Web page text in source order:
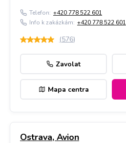
Telefon: +420 778 522 601
Info k zakázkám: +420 778 522 601
(576)
Zavolat
Mapa centra
Ostrava, Avion